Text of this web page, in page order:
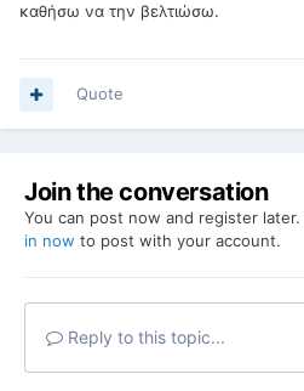
καθήσω να την βελτιώσω.
Quote
Join the conversation
You can post now and register
in now to post with your account.
Reply to this topic...